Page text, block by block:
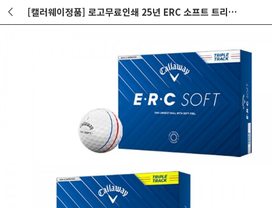
[캘러웨이정품] 로고무료인쇄 25년 ERC 소프트 트리플트랙 골프공(화이트/옐로우) 2개세트 GF